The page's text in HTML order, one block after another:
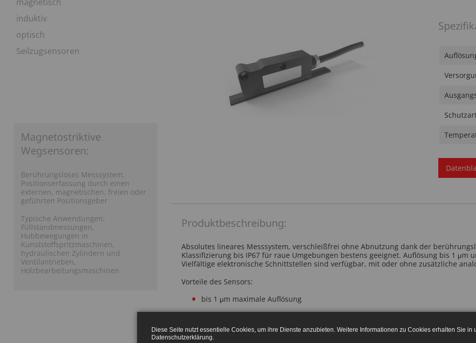
induktiv
optisch
Seilzugsensoren
Magnetostriktive
Wegsensoren:
Berührungsloses Messsystem.
Positionserfassung durch einen
externen, magnetischen, freien oder
geführten Positionsgeber
Typische Anwendungen:
Füllstandmessungen,
Hubbewegungen in
Kunststoffspritzmaschinen,
hydraulischen Zylindern und
Ventilantrieben,
Holzbearbeitungsmaschinen
Produktbeschreibung:
Absolutes lineares Messsystem, verschleißfrei ohne Abnutzung dank der
Klassifizierung bis IP67 für raue Umgebungen bestens geeignet. Auflösung bis 1 μm
Vielfältige elektronische Schnittstellen sind verfügbar, mit oder ohne zusätzliche
Vorteile des Sensors:
bis 1 μm maximale Auflösung
Bis zu 10m / s Fahrgeschwindigkeit
Diese Seite nutzt essentielle Cookies, um ihre Dienste anzubieten. Weitere Informationen zu Cookies erhalten Sie in
Datenschutzerklärung
Sitzverstellung
Funkfernbedienung
Motorendrehzahl
Hydraulikdruck